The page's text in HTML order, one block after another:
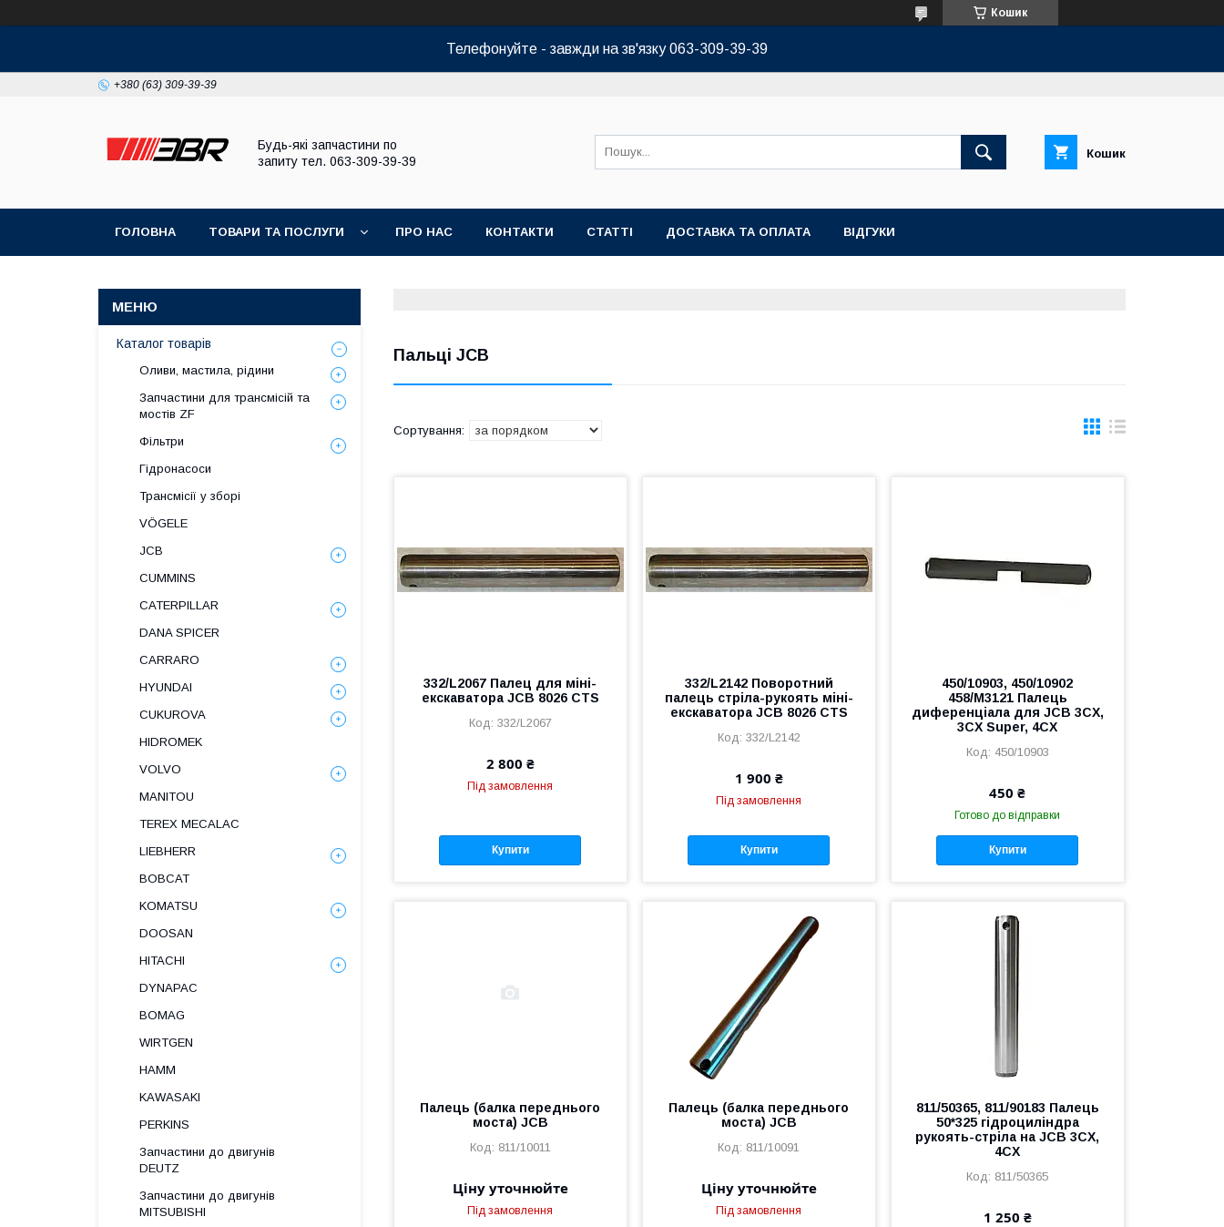
Кошик
Телефонуйте - завжди на зв'язку 063-309-39-39
+380 (63) 309-39-39
Будь-які запчастини по
запиту тел. 063-309-39-39
Кошик
ГОЛОВНА ТОВАРИ ТА ПОСЛУГИ ПРО НАС КОНТАКТИ СТАТТІ ДОСТАВКА ТА ОПЛАТА ВІДГУКИ
Пальці JCB
332/L2067 Палец для міні-
екскаватора JCB 8026 CTS
332/L2067
2 800 ₴
Під замовлення
Купити
332/L2142 Поворотний
палець стріла-рукоять міні-
екскаватора JCB 8026 CTS
332/L2142
1 900 ₴
Під замовлення
Купити
450/10903, 450/10902
458/M3121 Палець
диференціала для JCB 3CX,
3CX Super, 4CX
450/10903
450 ₴
Готово до відправки
Купити
Палець (балка переднього
моста) JCB
811/10011
Ціну уточнюйте
Під замовлення
Палець (балка переднього
моста) JCB
811/10091
Ціну уточнюйте
Під замовлення
811/50365, 811/90183 Палець
50*325 гідроциліндра
рукоять-стріла на JCB 3CX,
4CX
811/50365
1 250 ₴
Каталог товарів
Оливи, мастила, рідини
Запчастини для трансмісій та
мостів ZF
Фільтри
Гідронасоси
Трансмісії у зборі
VÖGELE
JCB
CUMMINS
CATERPILLAR
DANA SPICER
СARRARO
HYUNDAI
CUKUROVA
HIDROMEK
VOLVO
MANITOU
TEREX MECALAC
LIEBHERR
BOBCAT
KOMATSU
DOOSAN
HITACHI
DYNAPAC
BOMAG
WIRTGEN
HAMM
KAWASAKI
PERKINS
Запчастини до двигунів
DEUTZ
Запчастини до двигунів
MITSUBISHI